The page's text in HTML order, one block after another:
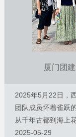
厦门团
2025年5月22日，
团队成员怀着雀跃
从千年古都到海上
2025-05-29